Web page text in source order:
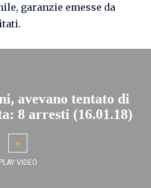
garanzie emesse da
avevano tentato di
8 arresti (16.01.18)